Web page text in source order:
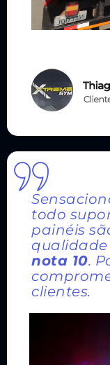
todo
painéis
qualidade
nota 10.
clientes.